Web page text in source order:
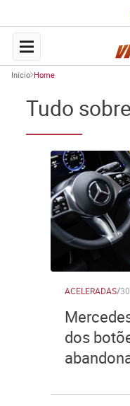
Início Home
Tudo
ACELERADAS/
dos